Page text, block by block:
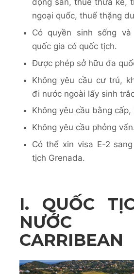
động sản, thuế thừa kế,
ngoại quốc, thuế thặng
Có quyền sinh sống
quốc gia có quốc tịch.​
Được phép sở hữu đa
Không yêu cầu cư trú​,
đi nước ngoài lấy sinh
Không yêu cầu bằng cấp,
Không yêu cầu phỏng
Có thể xin visa E-2
tịch Grenada.
I. QUỐC
NƯỚC
CARRIBEAN